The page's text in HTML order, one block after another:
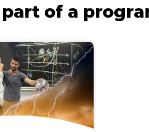
of a